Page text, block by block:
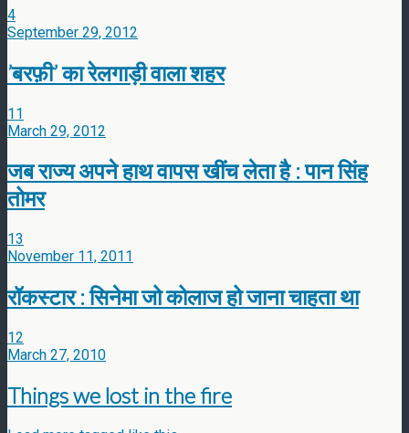
4
September 29, 2012
’बरफ़ी’ का रेलगाड़ी वाला शहर
11
March 29, 2012
जब राज्य अपने हाथ वापस खींच लेता है : पान सिंह
तोमर
13
November 11, 2011
रॉकस्टार : सिनेमा जो कोलाज हो जाना चाहता था
12
March 27, 2010
Things we lost in the fire